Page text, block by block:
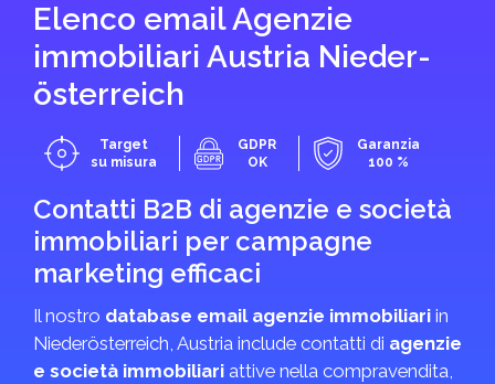
Elenco email Agenzie
immobiliari Austria Nieder­
österreich
Target
su misura
GDPR
OK
Garanzia
100 %
Contatti B2B di agenzie e società
immobiliari per campagne
marketing efficaci
Il nostro database email agenzie immobiliari in
Nieder­österreich, Austria include contatti di agenzie
e società immobiliari attive nella compravendita,